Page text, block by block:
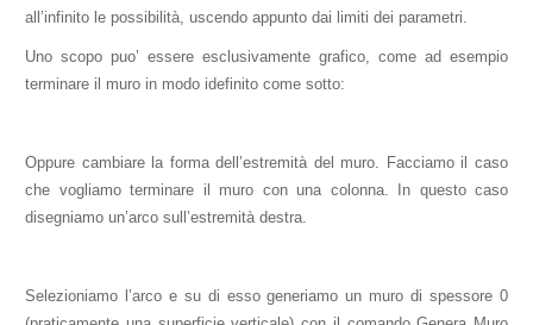
all’infinito le possibilità, uscendo appunto dai limiti dei parametri.
Uno scopo puo’ essere esclusivamente grafico, come ad esempio
terminare il muro in modo idefinito come sotto:
Oppure cambiare la forma dell’estremità del muro. Facciamo il caso
che vogliamo terminare il muro con una colonna. In questo caso
disegniamo un’arco sull’estremità destra.
Selezioniamo l’arco e su di esso generiamo un muro di spessore 0